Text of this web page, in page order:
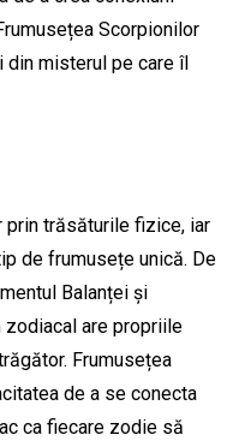
Scorpionilor
misterul pe care îl
prin trăsăturile fizice, iar
de frumusețe unică. De
Balanței și
are propriile
Frumusețea
de a se conecta
ca fiecare zodie să